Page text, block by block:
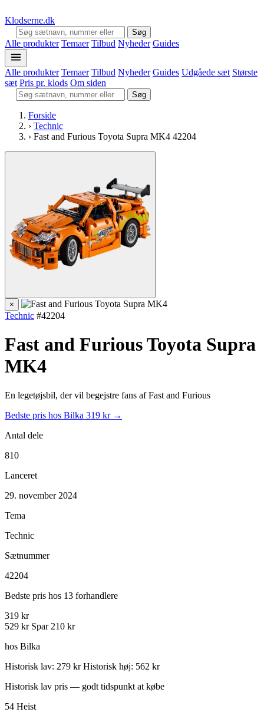
Klodserne.dk
Søg
Alle produkter Temaer Tilbud Nyheder Guides
Alle produkter Temaer Tilbud Nyheder Guides Udgåede sæt Største
sæt Pris pr. klods Om siden
Søg
Forside
› Technic
› Fast and Furious Toyota Supra MK4 42204
×
Technic #42204
Fast and Furious Toyota Supra
MK4
En legetøjsbil, der vil begejstre fans af Fast and Furious
Bedste pris hos Bilka 319 kr →
Antal dele
810
Lanceret
29. november 2024
Tema
Technic
Sætnummer
42204
Bedste pris hos 13 forhandlere
319 kr
529 kr Spar 210 kr
hos Bilka
Historisk lav: 279 kr Historisk høj: 562 kr
Historisk lav pris — godt tidspunkt at købe
54 Heist